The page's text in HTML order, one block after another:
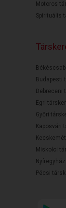
Motoros
Spirituális
Budapesti
Debreceni
Egri
Győri
Kaposvári
Miskolci
Pécsi